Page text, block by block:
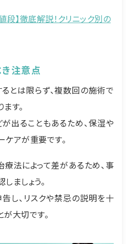
段】徹底解説！クリニック別の
注意点
とは限らず、複数回の施術で
す。
出ることもあるため、保湿や
アが重要です。
法によって差があるため、事
ましょう。
し、リスクや禁忌の説明を十
大切です。